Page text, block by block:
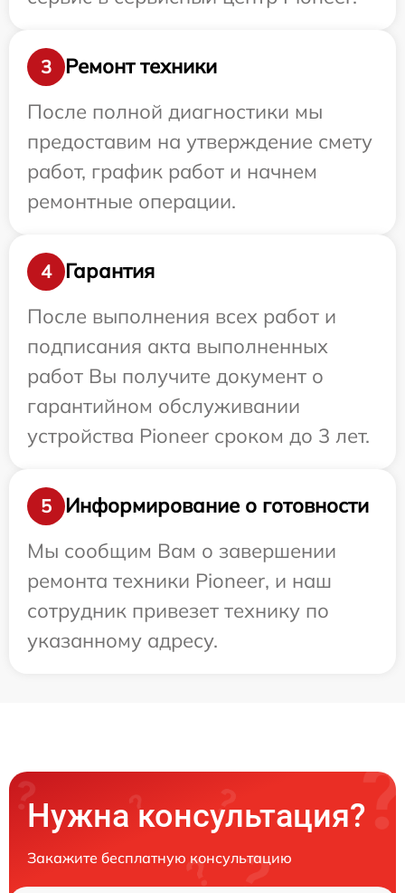
3
Ремонт техники
После полной диагностики мы
предоставим на утверждение смету
работ, график работ и начнем
ремонтные операции.
4
Гарантия
После выполнения всех работ и
подписания акта выполненных
работ Вы получите документ о
гарантийном обслуживании
устройства Pioneer сроком до 3 лет.
5
Информирование о готовности
Мы сообщим Вам о завершении
ремонта техники Pioneer, и наш
сотрудник привезет технику по
указанному адресу.
Нужна консультация?
Закажите бесплатную консультацию